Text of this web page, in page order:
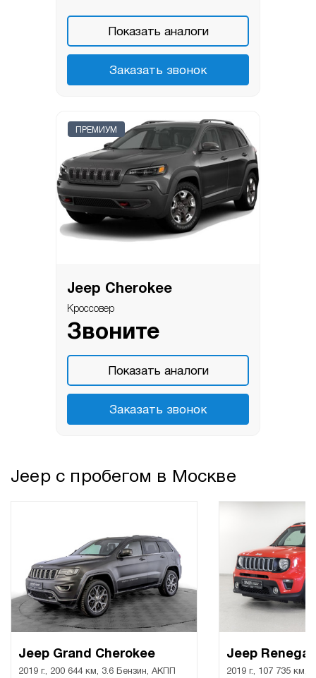
Показать аналоги
Заказать звонок
ПРЕМИУМ
Jeep Cherokee
Кроссовер
Звоните
Показать аналоги
Заказать звонок
Jeep с пробегом в Москве
Jeep Grand Cherokee
2019 г., 200 644 км, 3.6 Бензин, АКПП
Jeep
2019 г., 107 735 км,